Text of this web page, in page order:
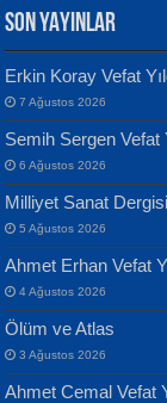
MUSTAFA
Yarına İz
ATİLLA ÖZEN
Sultan Olmadan
Yılmaz Ekinci
Geceye
Banu Sancak
Defterimden
SON YAYINLAR
Erkin Koray Vefat
7 Ağustos 2026
Semih Sergen Vefat
6 Ağustos 2026
Milliyet Sanat
5 Ağustos 2026
Ahmet Erhan Vefat
4 Ağustos 2026
Ölüm ve Atlas
3 Ağustos 2026
Ahmet Cemal Vefat